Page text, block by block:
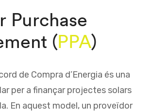
Purchase
(PPA)
de Compra d’Energia és una
per a finançar projectes solars
En aquest model, un proveïdor